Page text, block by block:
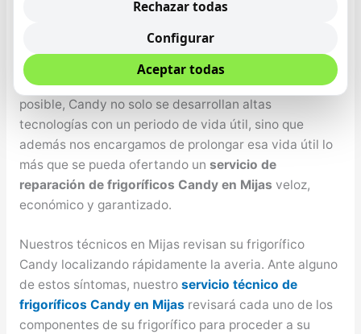
resolvemos. Nuestro bienestar y el de nuestro seres
que se tenga, por lo tanto es de máxima importancia
que se cuente con un frigorífico que conserve los
comestibles de la mejor manera y el mayor tiempo
posible, Candy no solo se desarrollan altas
tecnologías con un periodo de vida útil, sino que
además nos encargamos de prolongar esa vida útil lo
más que se pueda ofertando un servicio de
reparación de frigoríficos Candy en Mijas veloz,
económico y garantizado.
Nuestros técnicos en Mijas revisan su frigorífico
Candy localizando rápidamente la averia. Ante alguno
de estos síntomas, nuestro servicio técnico de
frigoríficos Candy en Mijasrevisará cada uno de los
componentes de su frigorífico para proceder a su
Rechazar todas
Configurar
Aceptar todas